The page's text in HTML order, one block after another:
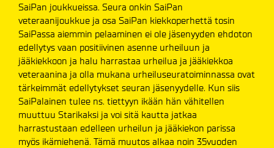
SaiPan joukkueissa. Seura onkin SaiPan
veteraanijoukkue ja osa SaiPan kiekkoperhettä tosin
SaiPassa aiemmin pelaaminen ei ole jäsenyyden ehdoton
edellytys vaan positiivinen asenne urheiluun ja
jääkiekkoon ja halu harrastaa urheilua ja jääkiekkoa
veteraanina ja olla mukana urheiluseuratoiminnassa ovat
tärkeimmät edellytykset seuran jäsenyydelle. Kun siis
SaiPalainen tulee ns. tiettyyn ikään hän vähitellen
muuttuu Starikaksi ja voi sitä kautta jatkaa
harrastustaan edelleen urheilun ja jääkiekon parissa
myös ikämiehenä. Tämä muutos alkaa noin 35vuoden